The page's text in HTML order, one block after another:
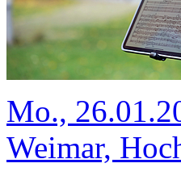
Mo.,
Weimar,